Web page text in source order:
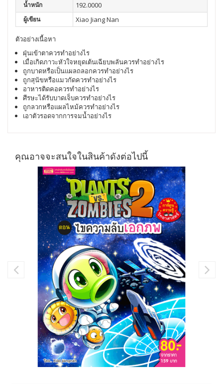
น้ำหนัก 192.0000
ผู้เขียน Xiao Jiang Nan
ตัวอย่างเนื้อหา
ฝุ่นเข้าตาควรทำอย่างไร
เมื่อเกิดภาวะหัวใจหยุดเต้นเฉียบพลันควรทำอย่างไร
ถูกบาดหรือเป็นแผลถลอกควรทำอย่างไร
ถูกสุนัขหรือแมวกัดควรทำอย่างไร
อาหารติดคอควรทำอย่างไร
ศีรษะได้รับบาดเจ็บควรทำอย่างไร
ถูกลวกหรือแผลไหม้ควรทำอย่างไร
เอาตัวรอดจากการจมน้ำอย่างไร
คุณอาจจะสนใจในสินค้าดังต่อไปนี้